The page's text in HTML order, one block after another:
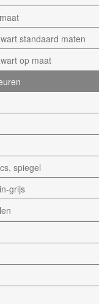
standaard maten
op maat
spiegel
grijs